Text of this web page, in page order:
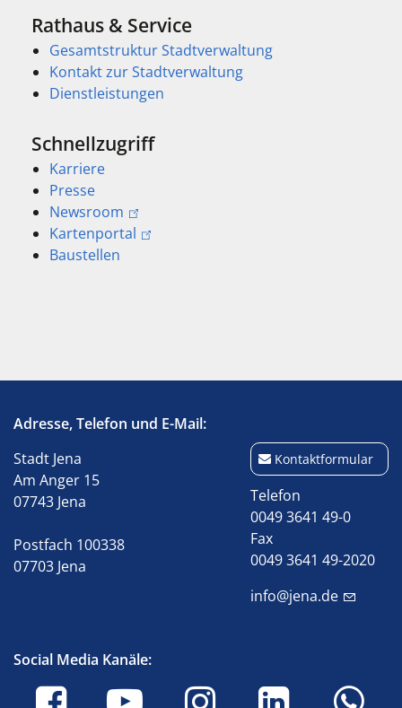
Rathaus & Service
Gesamtstruktur Stadtverwaltung
Kontakt zur Stadtverwaltung
Dienstleistungen
Schnellzugriff
Karriere
Presse
Newsroom
Kartenportal
Baustellen
Adresse, Telefon und E-Mail:
Stadt Jena
Am Anger 15
07743 Jena
Postfach 100338
07703 Jena
Kontaktformular
Telefon
0049 3641 49-0
Fax
0049 3641 49-2020
info@jena.de
Social Media Kanäle: